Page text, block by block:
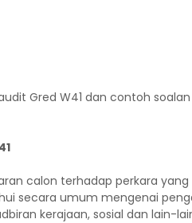
Gred W41 dan contoh
calon terhadap perkara yang
secara umum mengenai
kerajaan, sosial dan lain-